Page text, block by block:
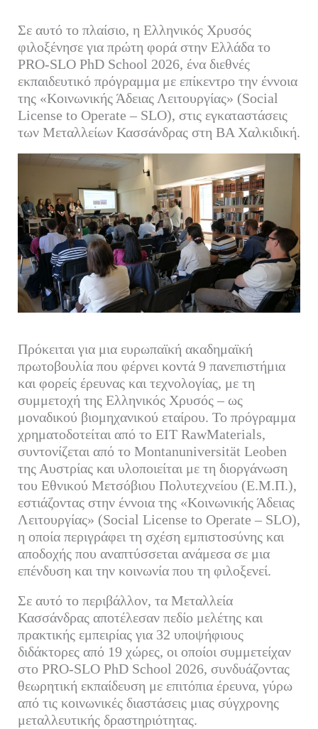
Σε αυτό το πλαίσιο, η Ελληνικός Χρυσός
φιλοξένησε για πρώτη φορά στην Ελλάδα το
PRO-SLO PhD School 2026, ένα διεθνές
εκπαιδευτικό πρόγραμμα με επίκεντρο την έννοια
της «Κοινωνικής Άδειας Λειτουργίας» (Social
License to Operate – SLO), στις εγκαταστάσεις
των Μεταλλείων Κασσάνδρας στη ΒΑ Χαλκιδική.
Πρόκειται για μια ευρωπαϊκή ακαδημαϊκή
πρωτοβουλία που φέρνει κοντά 9 πανεπιστήμια
και φορείς έρευνας και τεχνολογίας, με τη
συμμετοχή της Ελληνικός Χρυσός – ως
μοναδικού βιομηχανικού εταίρου. Το πρόγραμμα
χρηματοδοτείται από το EIT RawMaterials,
συντονίζεται από το Montanuniversität Leoben
της Αυστρίας και υλοποιείται με τη διοργάνωση
του Εθνικού Μετσόβιου Πολυτεχνείου (Ε.Μ.Π.),
εστιάζοντας στην έννοια της «Κοινωνικής Άδειας
Λειτουργίας» (Social License to Operate – SLO),
η οποία περιγράφει τη σχέση εμπιστοσύνης και
αποδοχής που αναπτύσσεται ανάμεσα σε μια
επένδυση και την κοινωνία που τη φιλοξενεί.
Σε αυτό το περιβάλλον, τα Μεταλλεία
Κασσάνδρας αποτέλεσαν πεδίο μελέτης και
πρακτικής εμπειρίας για 32 υποψήφιους
διδάκτορες από 19 χώρες, οι οποίοι συμμετείχαν
στο PRO-SLO PhD School 2026, συνδυάζοντας
θεωρητική εκπαίδευση με επιτόπια έρευνα, γύρω
από τις κοινωνικές διαστάσεις μιας σύγχρονης
μεταλλευτικής δραστηριότητας.